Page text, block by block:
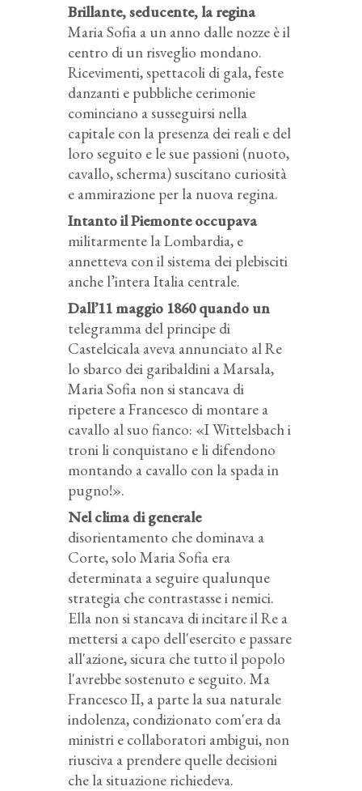
Brillante, seducente, la regina
Maria Sofia a un anno dalle nozze è il
centro di un risveglio mondano.
Ricevimenti, spettacoli di gala, feste
danzanti e pubbliche cerimonie
cominciano a susseguirsi nella
capitale con la presenza dei reali e del
loro seguito e le sue passioni (nuoto,
cavallo, scherma) suscitano curiosità
e ammirazione per la nuova regina.
Intanto il Piemonte occupava
militarmente la Lombardia, e
annetteva con il sistema dei plebisciti
anche l’intera Italia centrale.
Dall’11 maggio 1860 quando un
telegramma del principe di
Castelcicala aveva annunciato al Re
lo sbarco dei garibaldini a Marsala,
Maria Sofia non si stancava di
ripetere a Francesco di montare a
cavallo al suo fianco: «I Wittelsbach i
troni li conquistano e li difendono
montando a cavallo con la spada in
pugno!».
Nel clima di generale
disorientamento che dominava a
Corte, solo Maria Sofia era
determinata a seguire qualunque
strategia che contrastasse i nemici.
Ella non si stancava di incitare il Re a
mettersi a capo dell'esercito e passare
all'azione, sicura che tutto il popolo
l'avrebbe sostenuto e seguito. Ma
Francesco II, a parte la sua naturale
indolenza, condizionato com'era da
ministri e collaboratori ambigui, non
riusciva a prendere quelle decisioni
che la situazione richiedeva.